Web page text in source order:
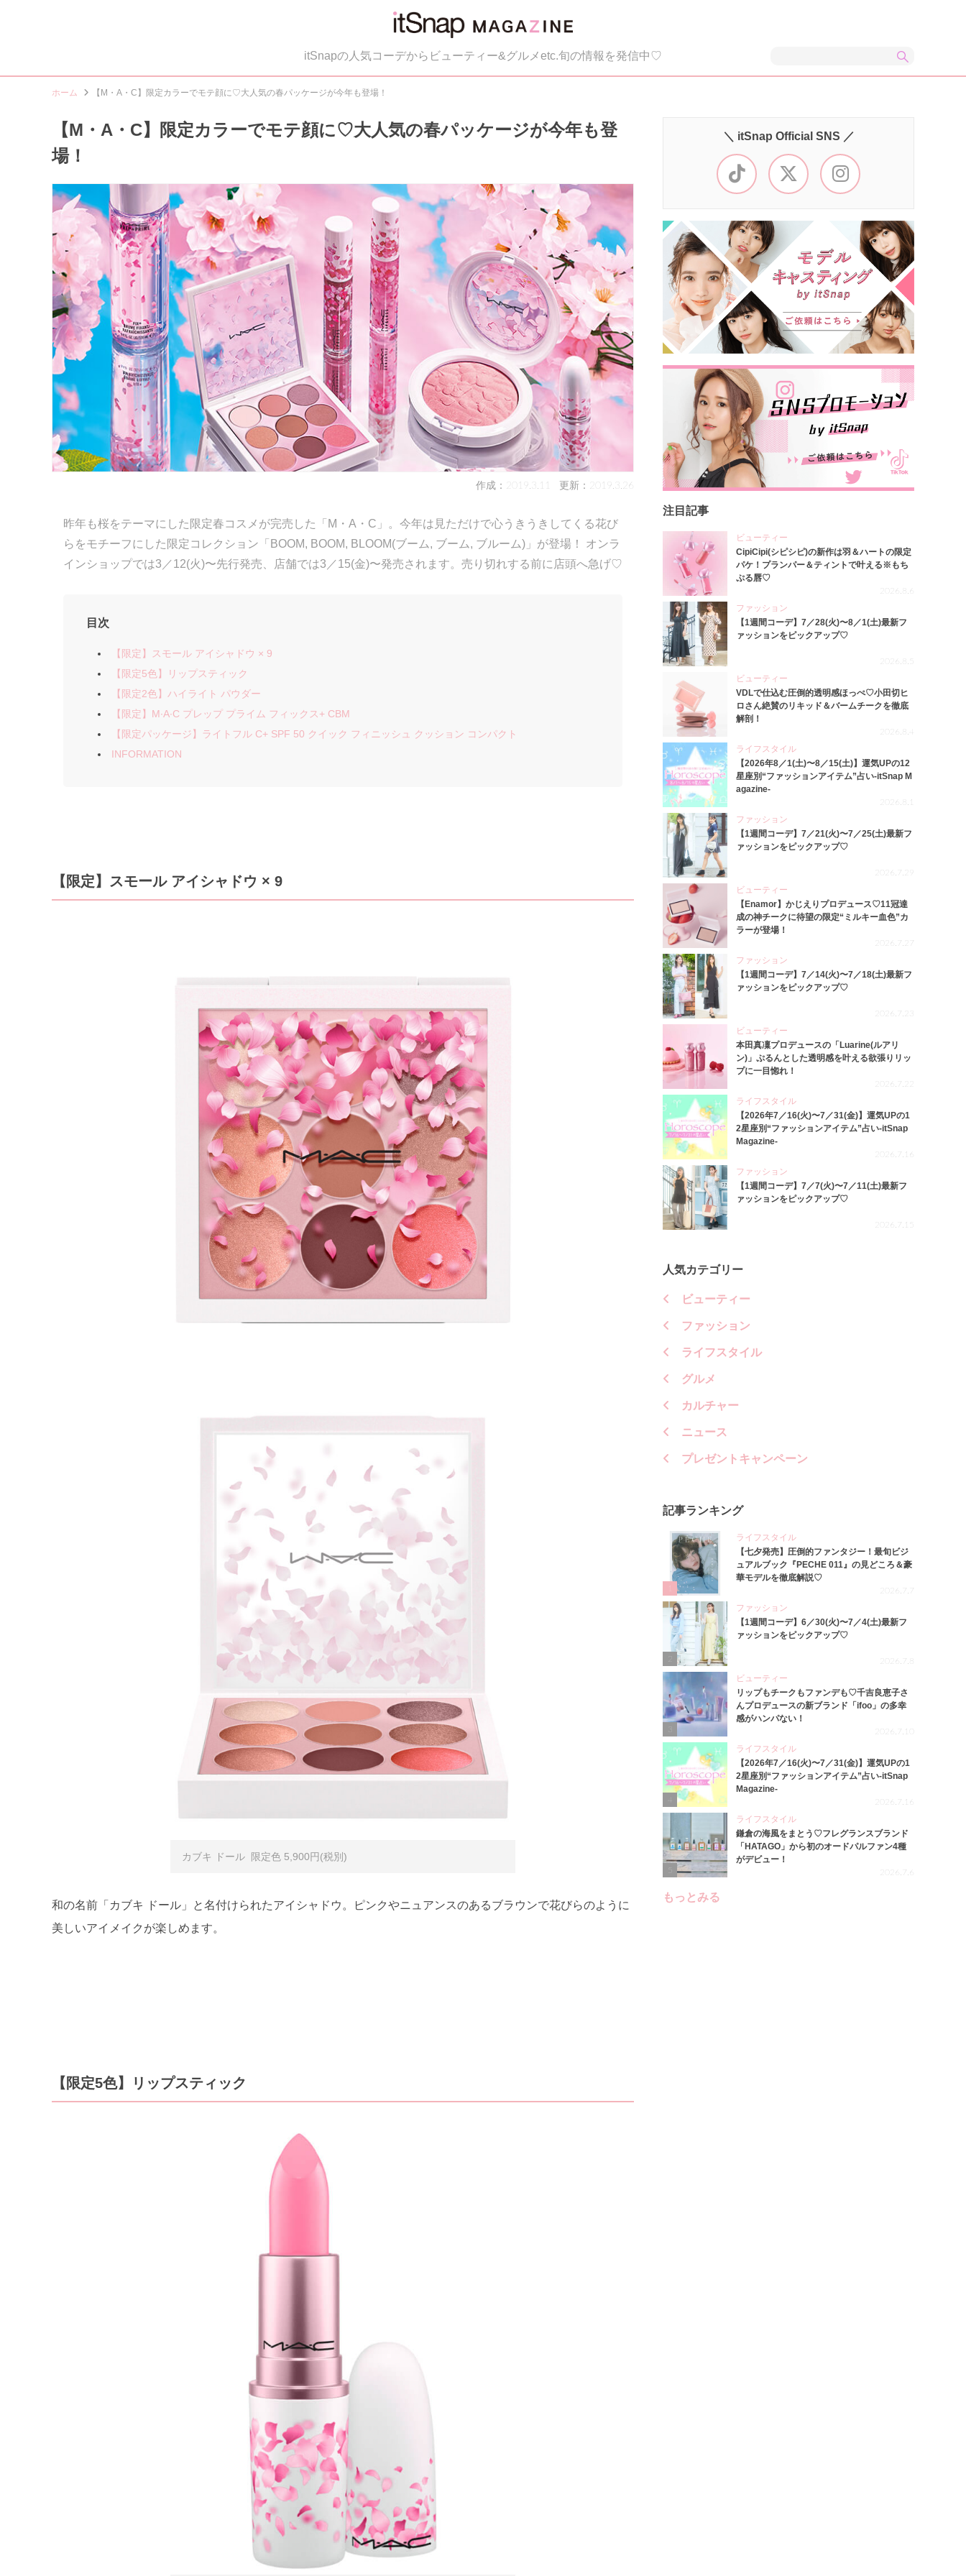
itSnapの人気コーデからビューティー&グルメetc.旬の情報を発信中♡
ホーム 【M・A・C】限定カラーでモテ顔に♡大人気の春パッケージが今年も登場！
【M・A・C】限定カラーでモテ顔に♡大人気の春パッケージが今年も登
場！
作成：2019.3.11 更新：2019.3.26
昨年も桜をテーマにした限定春コスメが完売した「M・A・C」。今年は見ただけで心うきうきしてくる花び
らをモチーフにした限定コレクション「BOOM, BOOM, BLOOM(ブーム, ブーム, ブルーム)」が登場！ オンラ
インショップでは3／12(火)〜先行発売、店舗では3／15(金)〜発売されます。売り切れする前に店頭へ急げ♡
目次
【限定】スモール アイシャドウ × 9
【限定5色】リップスティック
【限定2色】ハイライト パウダー
【限定】M∙A∙C プレップ プライム フィックス+ CBM
【限定パッケージ】ライトフル C+ SPF 50 クイック フィニッシュ クッション コンパクト
INFORMATION
【限定】スモール アイシャドウ × 9
カブキ ドール 限定色 5,900円(税別)
和の名前「カブキ ドール」と名付けられたアイシャドウ。ピンクやニュアンスのあるブラウンで花びらのように
美しいアイメイクが楽しめます。
【限定5色】リップスティック
＼ itSnap Official SNS ／
注目記事
ビューティー
CipiCipi(シピシピ)の新作は羽＆ハートの限定
パケ！プランパー＆ティントで叶える※もち
ぷる唇♡
2026.8.6
ファッション
【1週間コーデ】7／28(火)〜8／1(土)最新フ
ァッションをピックアップ♡
2026.8.5
ビューティー
VDLで仕込む圧倒的透明感ほっぺ♡小田切ヒ
ロさん絶賛のリキッド＆バームチークを徹底
解剖！
2026.8.4
ライフスタイル
【2026年8／1(土)〜8／15(土)】運気UPの12
星座別“ファッションアイテム”占い-itSnap M
agazine-
2026.8.1
ファッション
【1週間コーデ】7／21(火)〜7／25(土)最新フ
ァッションをピックアップ♡
2026.7.29
ビューティー
【Enamor】かじえりプロデュース♡11冠達
成の神チークに待望の限定“ミルキー血色”カ
ラーが登場！
2026.7.27
ファッション
【1週間コーデ】7／14(火)〜7／18(土)最新フ
ァッションをピックアップ♡
2026.7.23
ビューティー
本田真凜プロデュースの「Luarine(ルアリ
ン)」ぷるんとした透明感を叶える欲張りリッ
プに一目惚れ！
2026.7.22
ライフスタイル
【2026年7／16(火)〜7／31(金)】運気UPの1
2星座別“ファッションアイテム”占い-itSnap
Magazine-
2026.7.16
ファッション
【1週間コーデ】7／7(火)〜7／11(土)最新フ
ァッションをピックアップ♡
2026.7.15
人気カテゴリー
ビューティー
ファッション
ライフスタイル
グルメ
カルチャー
ニュース
プレゼントキャンペーン
記事ランキング
ライフスタイル
【七夕発売】圧倒的ファンタジー！最旬ビジ
ュアルブック『PECHE 011』の見どころ＆豪
華モデルを徹底解説♡
2026.7.7
ファッション
【1週間コーデ】6／30(火)〜7／4(土)最新フ
ァッションをピックアップ♡
2026.7.8
3
ビューティー
リップもチークもファンデも♡千吉良恵子さ
んプロデュースの新ブランド「ifoo」の多幸
感がハンパない！
2026.7.10
4
ライフスタイル
【2026年7／16(火)〜7／31(金)】運気UPの1
2星座別“ファッションアイテム”占い-itSnap
Magazine-
2026.7.16
ライフスタイル
鎌倉の海風をまとう♡フレグランスブランド
「HATAGO」から初のオードパルファン4種
がデビュー！
2026.7.6
もっとみる